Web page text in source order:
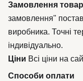
Замовлення
замовлення"
виробника. Точні
індивідуально.
Ціни Всі ціни на
Способи оплати